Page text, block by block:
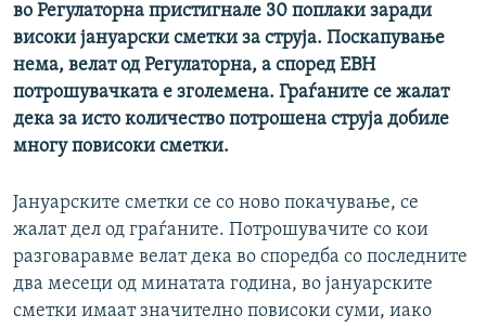
во Регулаторна пристигнале 30 поплаки заради
високи јануарски сметки за струја. Поскапување
нема, велат од Регулаторна, а според ЕВН
потрошувачката е зголемена. Граѓаните се жалат
дека за исто количество потрошена струја добиле
многу повисоки сметки.
Јануарските сметки се со ново покачување, се
жалат дел од граѓаните. Потрошувачите со кои
разговаравме велат дека во споредба со последните
два месеци од минатата година, во јануарските
сметки имаат значително повисоки суми, иако